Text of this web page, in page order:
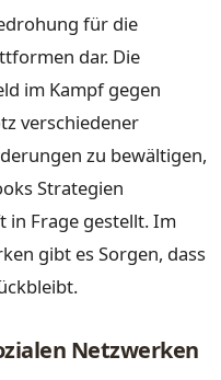
für die
dar. Die
im Kampf gegen
verschiedener
zu bewältigen,
Strategien
in Frage gestellt. Im
gibt es Sorgen, dass
Netzwerken